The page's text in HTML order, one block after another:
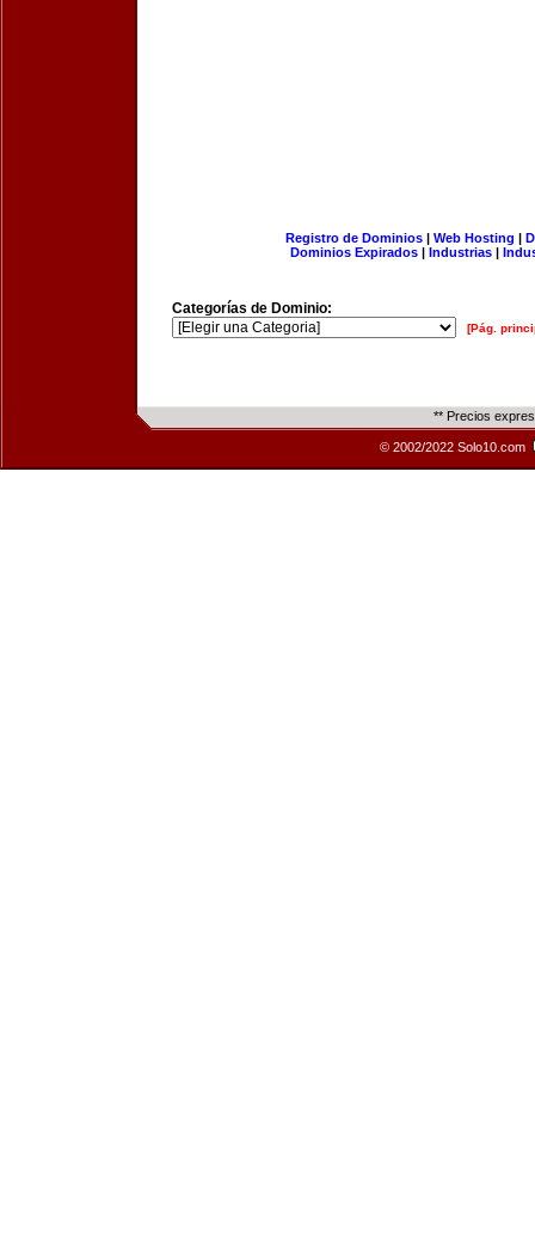
Registro de Dominios| Web Hosting |
Dominios Expirados | Industrias |
Categorías de Dominio:
[Pág.
** Precios
© 2002/2022 Solo10.com